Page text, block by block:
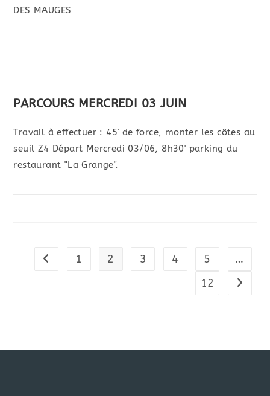
DES MAUGES
PARCOURS MERCREDI 03 JUIN
Travail à effectuer : 45' de force, monter les côtes au
seuil Z4 Départ Mercredi 03/06, 8h30' parking du
restaurant "La Grange".
Go to the previous page
1 2 3 4 5
…
12
Aller à